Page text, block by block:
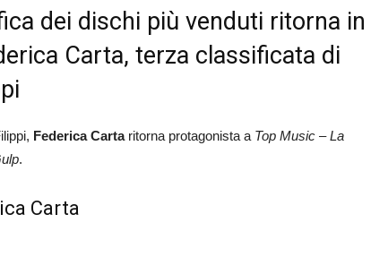
dei dischi più venduti ritorna in
Carta, terza classificata di
Federica Cartaritorna protagonista a Top Music – La
.
Carta